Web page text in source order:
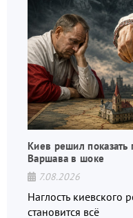
Киев решил
Варшава в шоке
7.08.2026
Наглость
становится всё